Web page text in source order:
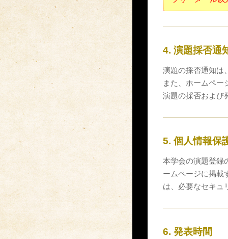
4. 演題採否通
演題の採否通知は
また、ホームペー
演題の採否および
5. 個人情報保
本学会の演題登録
ームページに掲載
は、必要なセキュ
6. 発表時間